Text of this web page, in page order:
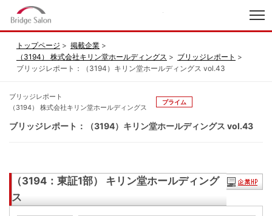
トップページ
掲載企業
（3194） 株式会社キリン堂ホールディングス
ブリッジレポート
ブリッジレポート：（3194）キリン堂ホールディングス vol.43
ブリッジレポート
（3194） 株式会社キリン堂ホールディングス
プライム
ブリッジレポート：（3194）キリン堂ホールディングス vol.43
（3194：東証1部） キリン堂ホールディング
ス